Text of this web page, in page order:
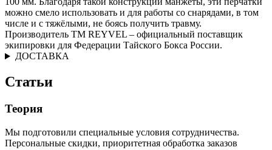
можно смело использовать и для работы со снарядами, в том
числе и с тяжёлыми, не боясь получить травму.
Производитель ТМ REYVEL – официальный поставщик
экипировки для Федерации Тайского Бокса России.
ДОСТАВКА
Статьи
Теория
Мы подготовили специальные условия сотрудничества.
Персональные скидки, приоритетная обработка заказов